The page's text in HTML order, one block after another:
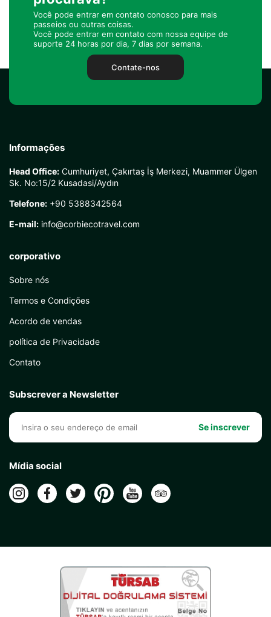
Você pode entrar em contato conosco para mais
passeios ou outras coisas.
Você pode entrar em contato com nossa equipe de
suporte 24 horas por dia, 7 dias por semana.
Contate-nos
Informações
Head Office: Cumhuriyet, Çakırtaş İş Merkezi, Muammer Ülgen
Sk. No:15/2 Kusadasi/Aydın
Telefone: +90 5388342564
E-mail: info@corbiecotravel.com
corporativo
Sobre nós
Termos e Condições
Acordo de vendas
política de Privacidade
Contato
Subscrever a Newsletter
Se inscrever
Mídia social